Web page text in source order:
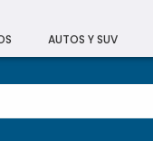
AUTOS Y SUV